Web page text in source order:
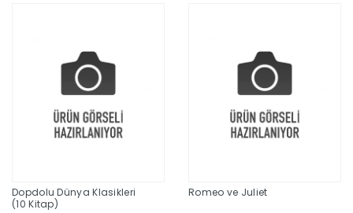
Dopdolu Dünya Klasikleri
(10 Kitap)
Romeo ve Juliet